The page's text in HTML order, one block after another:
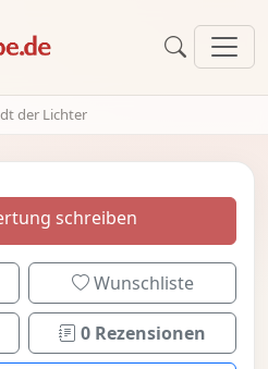
der Lichter
schreiben
Wunschliste
0 Rezensionen